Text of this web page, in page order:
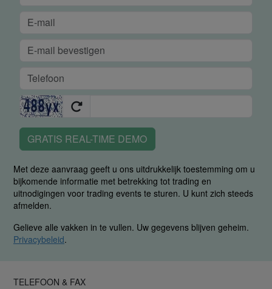
GRATIS REAL-TIME DEMO
Met deze aanvraag geeft u ons uitdrukkelijk toestemming om u
bijkomende informatie met betrekking tot trading en
uitnodigingen voor trading events te sturen. U kunt zich steeds
afmelden.
Gelieve alle vakken in te vullen. Uw gegevens blijven geheim.
Privacybeleid.
TELEFOON & FAX